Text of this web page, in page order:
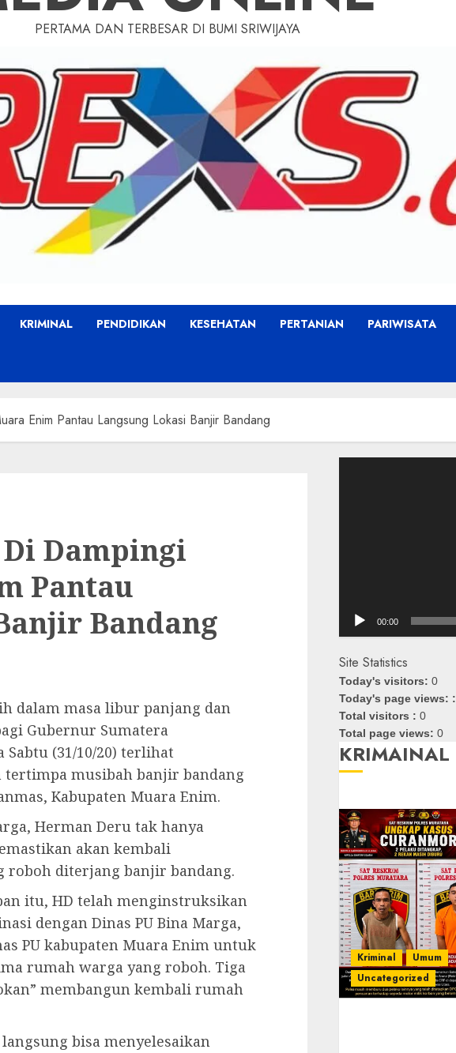
PERTAMA DAN TERBESAR DI BUMI SRIWIJAYA
KRIMINAL PENDIDIKAN KESEHATAN PERTANIAN PARIWISATA
Enim Pantau Langsung Lokasi Banjir Bandang
Dampingi
Pantau
Bandang
dalam masa libur panjang dan
Gubernur Sumatera
Sabtu (31/10/20) terlihat
musibah banjir bandang
Kabupaten Muara Enim.
Herman Deru tak hanya
akan kembali
roboh diterjang banjir bandang.
itu, HD telah menginstruksikan
dengan Dinas PU Bina Marga,
PU kabupaten Muara Enim untuk
rumah warga yang roboh. Tiga
membangun kembali rumah
bisa menyelesaikan
00:00
Site Statistics
Today's visitors: 0
Today's page views: :
Total visitors : 0
Total page views: 0
KRIMAINAL
Kriminal
Umum
Uncategorized